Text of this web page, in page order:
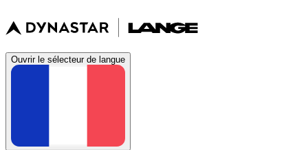
Ouvrir le sélecteur de langue